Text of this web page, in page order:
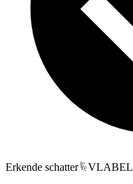
Erkende schatter
VLABEL